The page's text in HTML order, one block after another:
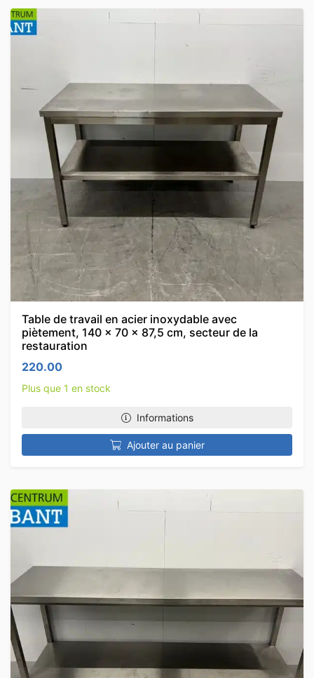
Table de travail en acier inoxydable avec
piètement, 140 x 70 x 87,5 cm, secteur de la
restauration
220.00
Plus que 1 en stock
Informations
Ajouter au panier